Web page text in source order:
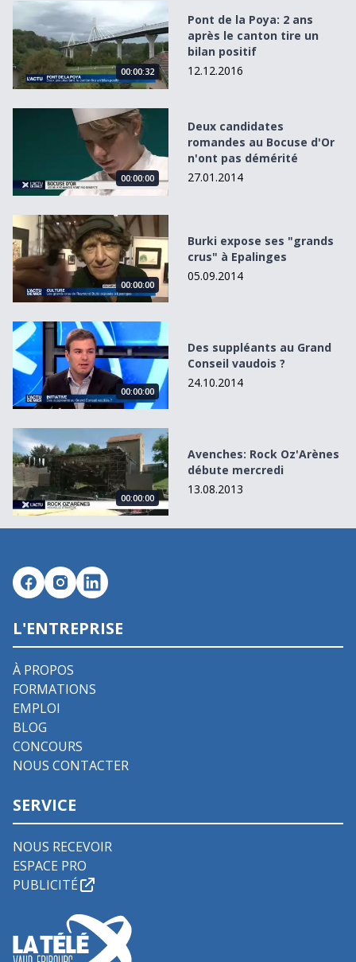
Pont de la Poya: 2 ans après le canton tire un bilan positif
00:00:32
Pont de la Poya: 2 ans
après le canton tire un
bilan positif
12.12.2016
Deux candidates romandes au Bocuse d&#039;Or
00:00:00
Deux candidates
romandes au Bocuse d'Or
n'ont pas démérité
27.01.2014
Burki expose ses &quot;grands crus&quot; à Epalinges
00:00:00
Burki expose ses "grands
crus" à Epalinges
05.09.2014
Des suppléants au Grand Conseil vaudois ?
00:00:00
Des suppléants au Grand
Conseil vaudois ?
24.10.2014
Avenches: Rock Oz&#039;Arènes débute mercredi
00:00:00
Avenches: Rock Oz'Arènes
débute mercredi
13.08.2013
L'ENTREPRISE
À PROPOS
FORMATIONS
EMPLOI
BLOG
CONCOURS
NOUS CONTACTER
SERVICE
NOUS RECEVOIR
ESPACE PRO
PUBLICITÉ